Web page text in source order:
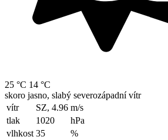
25 °C 14 °C
skoro jasno, slabý severozápadní vítr
vítr
SZ, 4.96 m/s
tlak
1020
hPa
vlhkost 35
%